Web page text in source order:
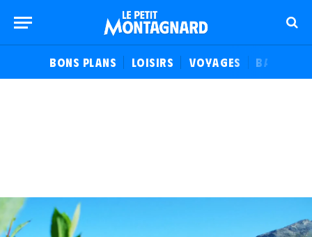
BONS PLANS LOISIRS VOYAGES BALADES